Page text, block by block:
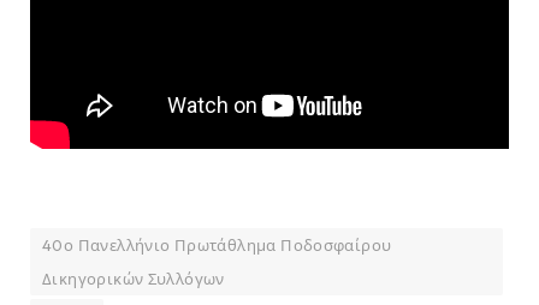
40ο Πανελλήνιο Πρωτάθλημα Ποδοσφαίρου
Δικηγορικών Συλλόγων